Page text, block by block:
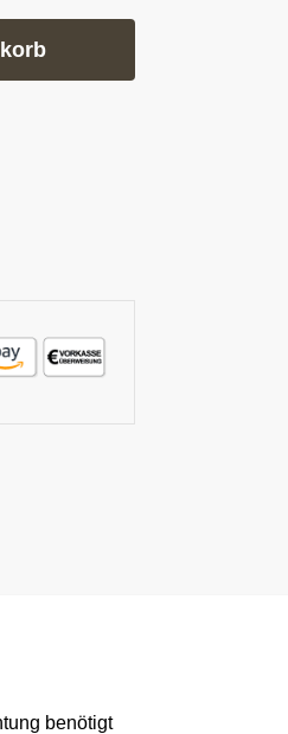
benötigt